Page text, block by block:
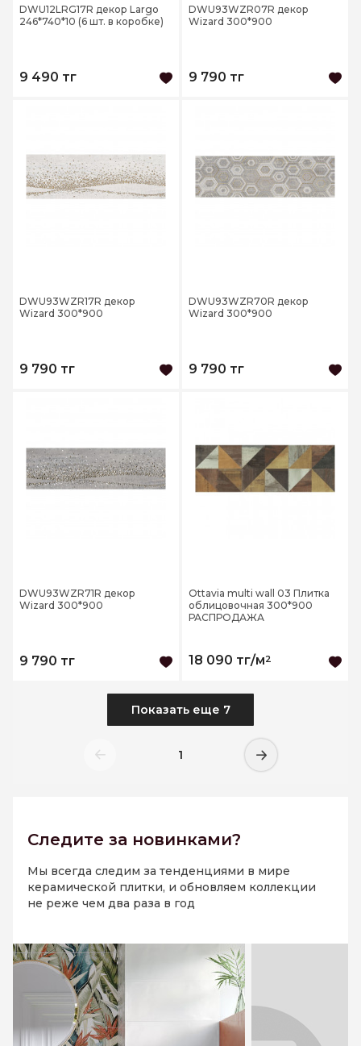
DWU12LRG17R декор Largo
246*740*10 (6 шт. в коробке)
9 490 тг
DWU93WZR07R декор
Wizard 300*900
9 790 тг
DWU93WZR17R декор
Wizard 300*900
9 790 тг
DWU93WZR70R декор
Wizard 300*900
9 790 тг
DWU93WZR71R декор
Wizard 300*900
9 790 тг
Ottavia multi wall 03 Плитка
облицовочная 300*900
РАСПРОДАЖА
18 090 тг/м2
Показать еще 7
1
Следите за новинками?
Мы всегда следим за тенденциями в мире
керамической плитки, и обновляем коллекции
не реже чем два раза в год